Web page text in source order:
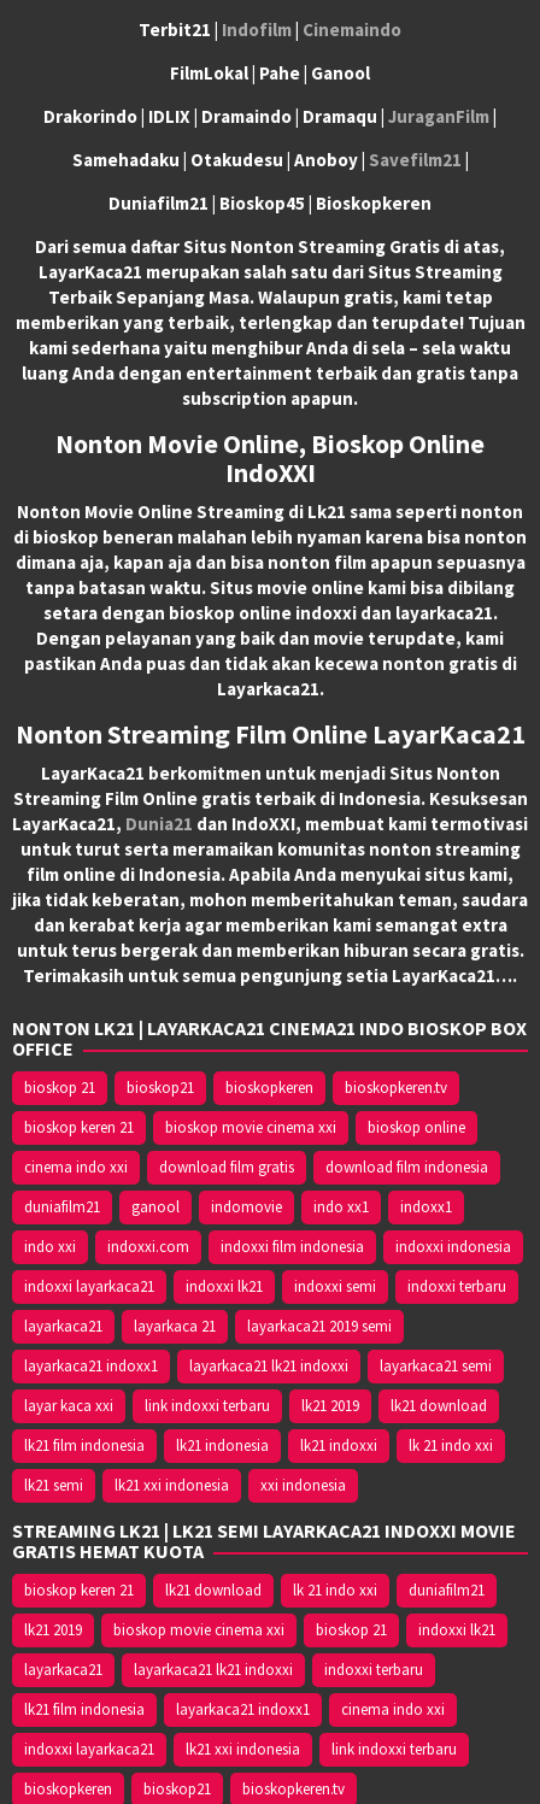
Terbit21 | Indofilm Cinemaindo
FilmLokal | Pahe | Ganool
Drakorindo | IDLIX | Dramaindo | Dramaqu | JuraganFilm
Samehadaku | Otakudesu | Anoboy | Savefilm21
Duniafilm21 | Bioskop45 | Bioskopkeren
Dari semua daftar Situs Nonton Streaming Gratis di atas,
LayarKaca21 merupakan salah satu dari Situs Streaming
Terbaik Sepanjang Masa. Walaupun gratis, kami tetap
memberikan yang terbaik, terlengkap dan terupdate! Tujuan
kami sederhana yaitu menghibur Anda di sela – sela waktu
luang Anda dengan entertainment terbaik dan gratis tanpa
subscription apapun.
Nonton Movie Online, Bioskop Online
IndoXXI
Nonton Movie Online Streaming di Lk21 sama seperti nonton
di bioskop beneran malahan lebih nyaman karena bisa nonton
dimana aja, kapan aja dan bisa nonton film apapun sepuasnya
tanpa batasan waktu. Situs movie online kami bisa dibilang
setara dengan bioskop online indoxxi dan layarkaca21.
Dengan pelayanan yang baik dan movie terupdate, kami
pastikan Anda puas dan tidak akan kecewa nonton gratis di
Layarkaca21.
Nonton Streaming Film Online LayarKaca21
LayarKaca21 berkomitmen untuk menjadi Situs Nonton
Streaming Film Online gratis terbaik di Indonesia. Kesuksesan
LayarKaca21, Dunia21 dan IndoXXI, membuat kami termotivasi
untuk turut serta meramaikan komunitas nonton streaming
film online di Indonesia. Apabila Anda menyukai situs kami,
jika tidak keberatan, mohon memberitahukan teman, saudara
dan kerabat kerja agar memberikan kami semangat extra
untuk terus bergerak dan memberikan hiburan secara gratis.
Terimakasih untuk semua pengunjung setia LayarKaca21….
NONTON LK21 | LAYARKACA21 CINEMA21 INDO BIOSKOP BOX
OFFICE
bioskop 21 bioskop21 bioskopkeren
bioskopkeren.tv
bioskop keren 21
bioskop movie cinema xxi
bioskop online
cinema indo xxi
download film gratis
download film indonesia
duniafilm21
ganool indomovie indo xx1
indoxx1
indo xxi
indoxxi.com indoxxi film indonesia
indoxxi indonesia
indoxxi layarkaca21
indoxxi lk21 indoxxi semi
indoxxi terbaru
layarkaca21
layarkaca 21
layarkaca21 2019 semi
layarkaca21 indoxx1
layarkaca21 lk21 indoxxi
layarkaca21 semi
layar kaca xxi
link indoxxi terbaru lk21 2019
lk21 download
lk21 film indonesia
lk21 indonesia lk21 indoxxi
lk 21 indo xxi
lk21 semi
lk21 xxi indonesia xxi indonesia
STREAMING LK21 | LK21 SEMI LAYARKACA21 INDOXXI MOVIE
GRATIS HEMAT KUOTA
bioskop keren 21 lk21 download lk 21 indo xxi
duniafilm21
lk21 2019
bioskop movie cinema xxi bioskop 21
indoxxi lk21
layarkaca21
layarkaca21 lk21 indoxxi
indoxxi terbaru
lk21 film indonesia
layarkaca21 indoxx1
cinema indo xxi
indoxxi layarkaca21
lk21 xxi indonesia
link indoxxi terbaru
bioskopkeren
bioskop21 bioskopkeren.tv